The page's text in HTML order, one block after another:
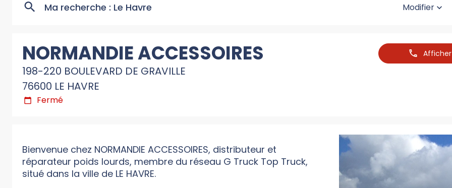
Ma recherche : Le Havre Modifier
NORMANDIE ACCESSOIRES
198-220 BOULEVARD DE GRAVILLE
76600 LE HAVRE
Fermé
Bienvenue chez NORMANDIE ACCESSOIRES, distributeur et
réparateur poids lourds, membre du réseau G Truck Top Truck,
situé dans la ville de LE HAVRE.